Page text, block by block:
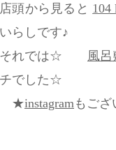
店頭から見ると 104
いらしです♪
それでは☆ 風
チでした☆
★instagram もご